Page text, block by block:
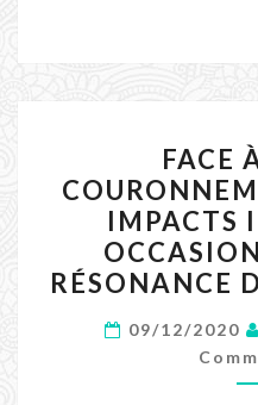
FACE
IMPACTS
RÉSONANCE
09/12/2020